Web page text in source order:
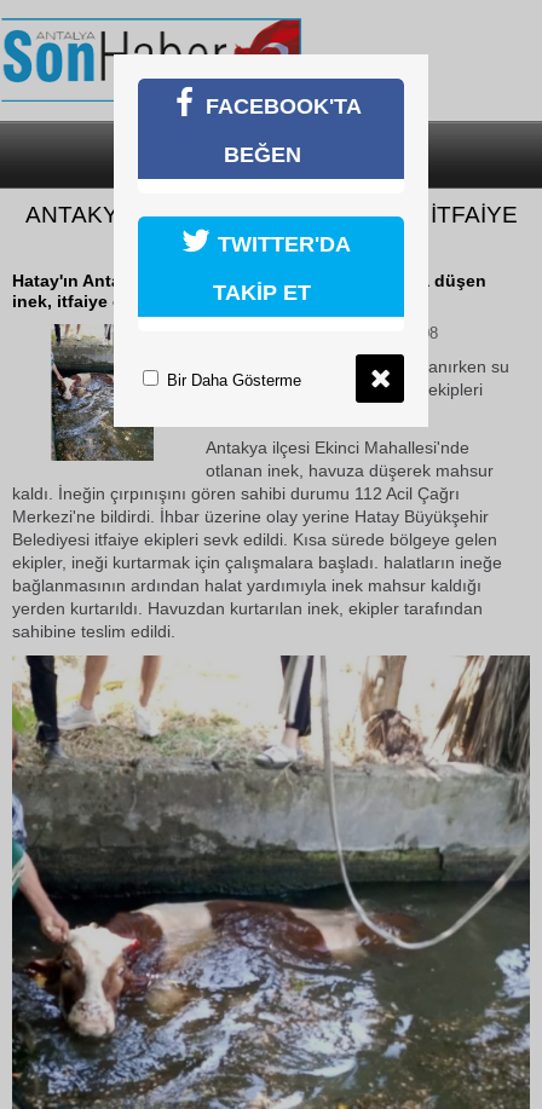
SON DAKİKA
ANTAKYA’DA HAVUZA DÜŞEN İNEĞİ İTFAİYE
KURTARDI
Hatay'ın Antakya ilçesinde otlanırken su havuzuna düşen
inek, itfaiye ekipleri tarafından kurtarıldı.
11 Haziran 2026 Perşembe 09:08
Hatay'ın Antakya ilçesinde otlanırken su
havuzuna düşen inek, itfaiye ekipleri
Antakya ilçesi Ekinci Mahallesi'nde
otlanan inek, havuza düşerek mahsur
kaldı. İneğin çırpınışını gören sahibi durumu 112 Acil Çağrı
Merkezi'ne bildirdi. İhbar üzerine olay yerine Hatay Büyükşehir
Belediyesi itfaiye ekipleri sevk edildi. Kısa sürede bölgeye gelen
ekipler, ineği kurtarmak için çalışmalara başladı. halatların ineğe
bağlanmasının ardından halat yardımıyla inek mahsur kaldığı
yerden kurtarıldı. Havuzdan kurtarılan inek, ekipler tarafından
sahibine teslim edildi.
FACEBOOK'TA
BEĞEN
TWITTER'DA
TAKİP ET
Bir Daha Gösterme